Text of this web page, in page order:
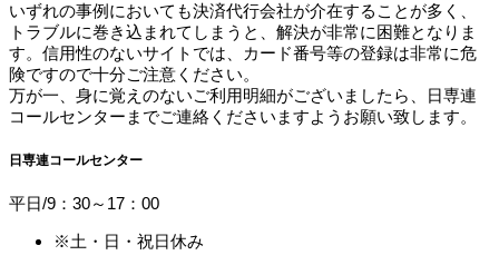
いずれの事例においても決済代行会社が介在することが多く、
トラブルに巻き込まれてしまうと、解決が非常に困難となりま
す。信用性のないサイトでは、カード番号等の登録は非常に危
険ですので十分ご注意ください。
万が一、身に覚えのないご利用明細がございましたら、日専連
コールセンターまでご連絡くださいますようお願い致します。
日専連コールセンター
平日/9：30～17：00
※土・日・祝日休み